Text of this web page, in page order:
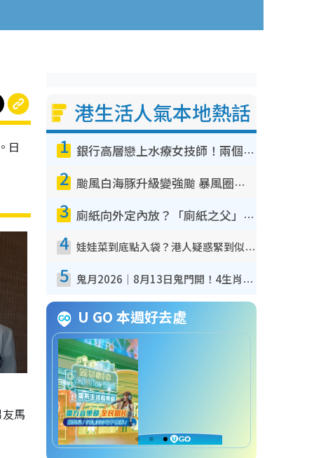
日
馬
港生活人氣本地熱話
1 銀行高層戀上水療女技師！兩個月借128萬驚覺「沉船」沉落火海 揭背後疑似邪教操控賣淫
2 颱風白海豚升級變強颱 暴風圈半徑達320公里 面積足以覆蓋多個城市
3 廁紙向外定內放？「廁紙之父」專利圖曝光！官方揭正確擺法：放錯易貼牆積菌！
4 娃娃菜到底點入袋？港人疑惑緊到似真空 揭包裝過程全靠1招：血汗錢唔易賺
5 鬼月2026｜8月13日鬼門開！4生肖迎財運大爆發！專家：屬Ｏ好手氣 宜買六合彩
U GO 本週好去處